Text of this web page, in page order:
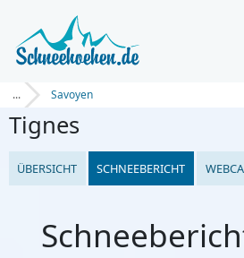
... Savoyen
Tignes
ÜBERSICHT SCHNEEBERICHT